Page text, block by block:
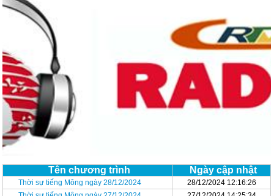
Tên chương trình Ngày cập nhật
Thời sự tiếng Mông ngày 28/12/2024
28/12/2024 12:16:26